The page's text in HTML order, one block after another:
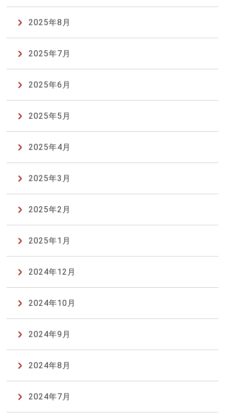
2025年8月
2025年7月
2025年6月
2025年5月
2025年4月
2025年3月
2025年2月
2025年1月
2024年12月
2024年10月
2024年9月
2024年8月
2024年7月